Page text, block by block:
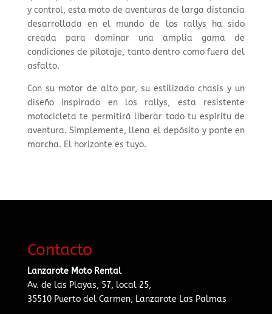
y control, esta moto de aventuras de larga distancia
desarrollada en el mundo de los rallys ha sido
creada para dominar una amplia gama de
condiciones de pilotaje, tanto dentro como fuera del
asfalto.
Con su motor de alto par, su estilizado chasis y un
diseño inspirado en los rallys, esta resistente
motocicleta te permitirá liberar todo tu espíritu de
aventura. Simplemente, llena el depósito y ponte en
marcha. El horizonte es tuyo.
Contacto
Lanzarote Moto Rental
Av. de las Playas, 57, local 25,
35510 Puerto del Carmen, Lanzarote Las Palmas